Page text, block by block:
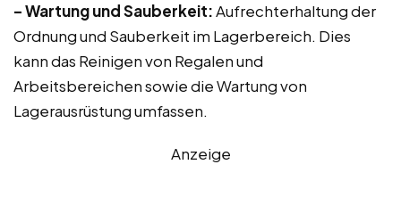
– Wartung und Sauberkeit:Aufrechterhaltung der
Ordnung und Sauberkeit im Lagerbereich. Dies
kann das Reinigen von Regalen und
Arbeitsbereichen sowie die Wartung von
Lagerausrüstung umfassen.
Anzeige